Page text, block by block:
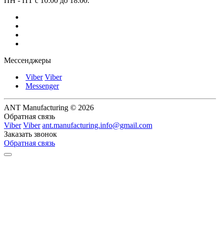
Мессенджеры
Viber Viber
Messenger
ANT Manufacturing © 2026
Обратная связь
Viber Viber ant.manufacturing.info@gmail.com
Заказать звонок
Обратная связь